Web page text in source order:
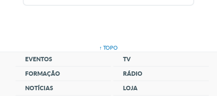
↑ TOPO
EVENTOS
FORMAÇÃO
NOTÍCIAS
TV
RÁDIO
LOJA